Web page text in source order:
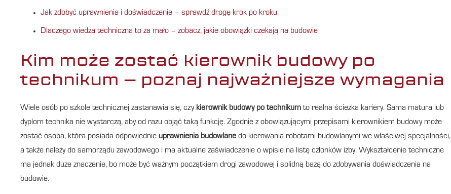
Jak zdobyć uprawnienia i doświadczenie – sprawdź drogę krok po kroku
Dlaczego wiedza techniczna to za mało – zobacz, jakie obowiązki czekają na budowie
Kim może zostać kierownik budowy po
technikum – poznaj najważniejsze wymagania
Wiele osób po szkole technicznej zastanawia się, czy kierownik budowy po technikum to realna ścieżka kariery. Sama matura lub
dyplom technika nie wystarczą, aby od razu objąć taką funkcję. Zgodnie z obowiązującymi przepisami kierownikiem budowy może
zostać osoba, która posiada odpowiednie uprawnienia budowlane do kierowania robotami budowlanymi we właściwej specjalności,
a także należy do samorządu zawodowego i ma aktualne zaświadczenie o wpisie na listę członków izby. Wykształcenie techniczne
ma jednak duże znaczenie, bo może być ważnym początkiem drogi zawodowej i solidną bazą do zdobywania doświadczenia na
budowie.